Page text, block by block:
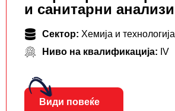
и санитарни анализи
Сектор: Хемија и технологија
Ниво на квалификација: IV
Види повеќе